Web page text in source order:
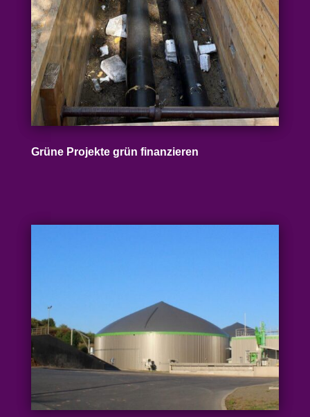
Grüne Projekte grün finanzieren